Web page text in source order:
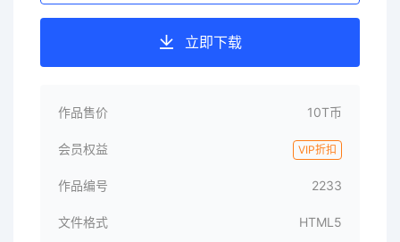
立即下载
作品售价 10T币
会员权益 VIP折扣
作品编号 2233
文件格式 HTML5